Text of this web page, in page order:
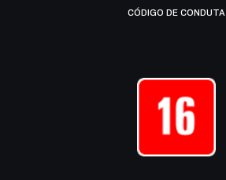
CÓDIGO DE CONDUTA